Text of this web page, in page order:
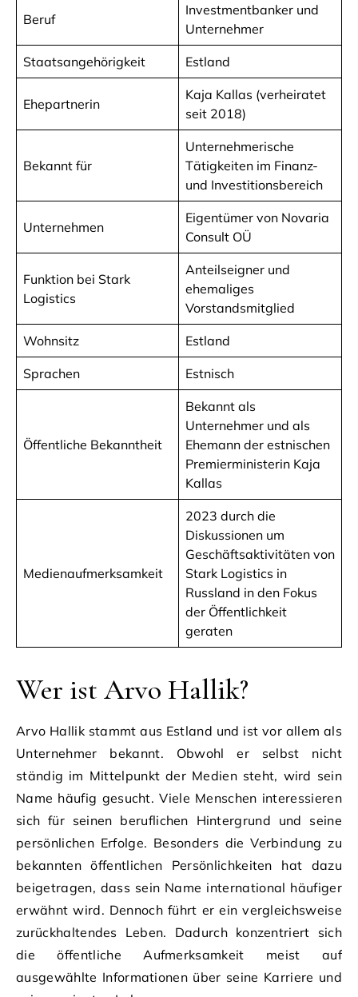
Beruf
Investmentbanker und
Unternehmer
Staatsangehörigkeit Estland
Ehepartnerin
Kaja Kallas (verheiratet
seit 2018)
Bekannt für
Unternehmerische
Tätigkeiten im Finanz-
und Investitionsbereich
Unternehmen
Eigentümer von Novaria
Consult OÜ
Funktion bei Stark
Logistics
Anteilseigner und
ehemaliges
Vorstandsmitglied
Wohnsitz Estland
Sprachen Estnisch
Öffentliche Bekanntheit
Bekannt als
Unternehmer und als
Ehemann der estnischen
Premierministerin Kaja
Kallas
Medienaufmerksamkeit
2023 durch die
Diskussionen um
Geschäftsaktivitäten von
Stark Logistics in
Russland in den Fokus
der Öffentlichkeit
geraten
Wer ist Arvo Hallik?
Arvo Hallik stammt aus Estland und ist vor allem als
Unternehmer bekannt. Obwohl er selbst nicht
ständig im Mittelpunkt der Medien steht, wird sein
Name häufig gesucht. Viele Menschen interessieren
sich für seinen beruflichen Hintergrund und seine
persönlichen Erfolge. Besonders die Verbindung zu
bekannten öffentlichen Persönlichkeiten hat dazu
beigetragen, dass sein Name international häufiger
erwähnt wird. Dennoch führt er ein vergleichsweise
zurückhaltendes Leben. Dadurch konzentriert sich
die öffentliche Aufmerksamkeit meist auf
ausgewählte Informationen über seine Karriere und